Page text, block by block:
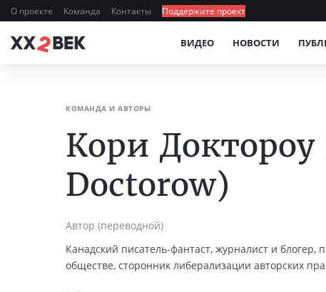
О проекте Команда Контакты Поддержите проект
ВИДЕО НОВОСТИ
КОМАНДА И АВТОРЫ
Кори Доктороу
Doctorow)
Автор (переводной)
Канадский писатель-фантаст, журналист и блогер,
обществе, сторонник либерализации авторских